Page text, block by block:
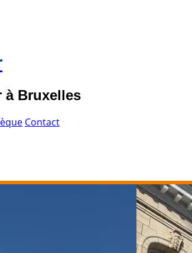
à Bruxelles
Contact